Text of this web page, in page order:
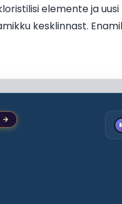
elemente ja uusi
kesklinnast.
→